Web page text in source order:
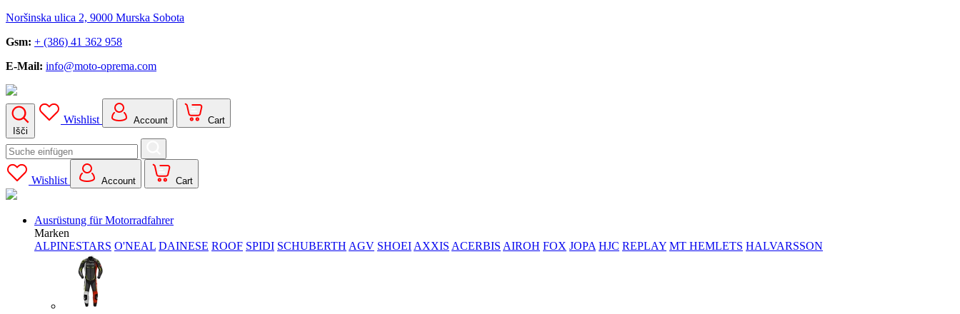
Noršinska ulica 2, 9000 Murska Sobota
Gsm: + (386) 41 362 958
E-Mail: info@moto-oprema.com
Išči
Wishlist Account Cart
Search
for:
Wishlist
Account Cart
Ausrüstung für Motorradfahrer
Marken
ALPINESTARS O'NEAL DAINESE ROOF SPIDI SCHUBERTH AGV SHOEI AXXIS ACERBIS AIROH FOX JOPA HJC REPLAY MT HEMLETS HALVARSSON